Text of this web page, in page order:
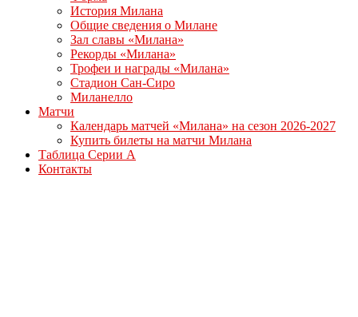
История Милана
Общие сведения о Милане
Зал славы «Милана»
Рекорды «Милана»
Трофеи и награды «Милана»
Стадион Сан-Сиро
Миланелло
Матчи
Календарь матчей «Милана» на сезон 2026-2027
Купить билеты на матчи Милана
Таблица Серии А
Контакты